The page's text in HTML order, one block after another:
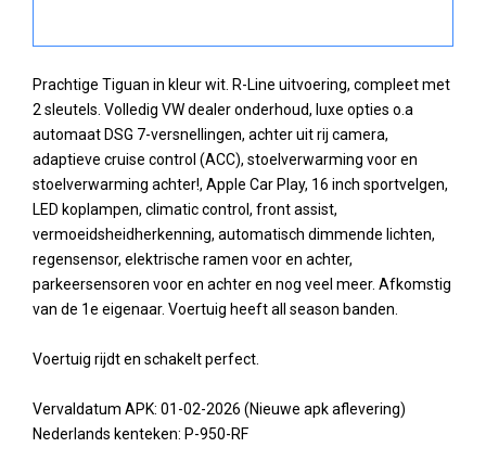
Prachtige Tiguan in kleur wit. R-Line uitvoering, compleet met
2 sleutels. Volledig VW dealer onderhoud, luxe opties o.a
automaat DSG 7-versnellingen, achter uit rij camera,
adaptieve cruise control (ACC), stoelverwarming voor en
stoelverwarming achter!, Apple Car Play, 16 inch sportvelgen,
LED koplampen, climatic control, front assist,
vermoeidsheidherkenning, automatisch dimmende lichten,
regensensor, elektrische ramen voor en achter,
parkeersensoren voor en achter en nog veel meer. Afkomstig
van de 1e eigenaar. Voertuig heeft all season banden.
Voertuig rijdt en schakelt perfect.
Vervaldatum APK: 01-02-2026 (Nieuwe apk aflevering)
Nederlands kenteken: P-950-RF